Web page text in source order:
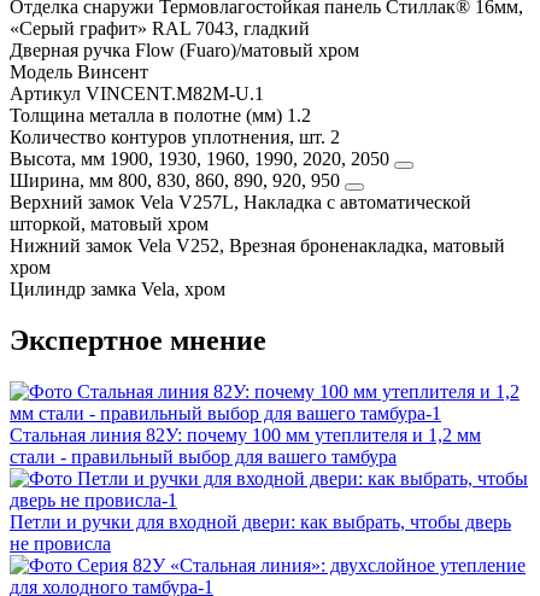
Отделка снаружи Термовлагостойкая панель Стиллак® 16мм,
«Серый графит» RAL 7043, гладкий
Дверная ручка Flow (Fuaro)/матовый хром
Модель Винсент
Артикул VINCENT.M82M-U.1
Толщина металла в полотне (мм) 1.2
Количество контуров уплотнения, шт. 2
Высота, мм 1900, 1930, 1960, 1990, 2020, 2050
Ширина, мм 800, 830, 860, 890, 920, 950
Верхний замок Vela V257L, Накладка с автоматической
шторкой, матовый хром
Нижний замок Vela V252, Врезная броненакладка, матовый
хром
Цилиндр замка Vela, хром
Экспертное мнение
Стальная линия 82У: почему 100 мм утеплителя и 1,2 мм
стали - правильный выбор для вашего тамбура
Петли и ручки для входной двери: как выбрать, чтобы дверь
не провисла